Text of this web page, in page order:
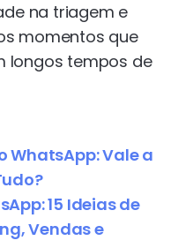
na triagem e
momentos que
longos tempos de
WhatsApp: Vale a
15 Ideias de
Vendas e